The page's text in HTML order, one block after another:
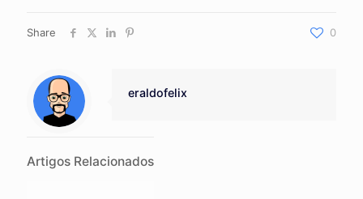
Share 0
eraldofelix
Artigos Relacionados